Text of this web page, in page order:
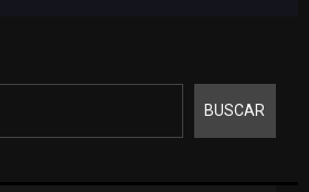
BUSCAR